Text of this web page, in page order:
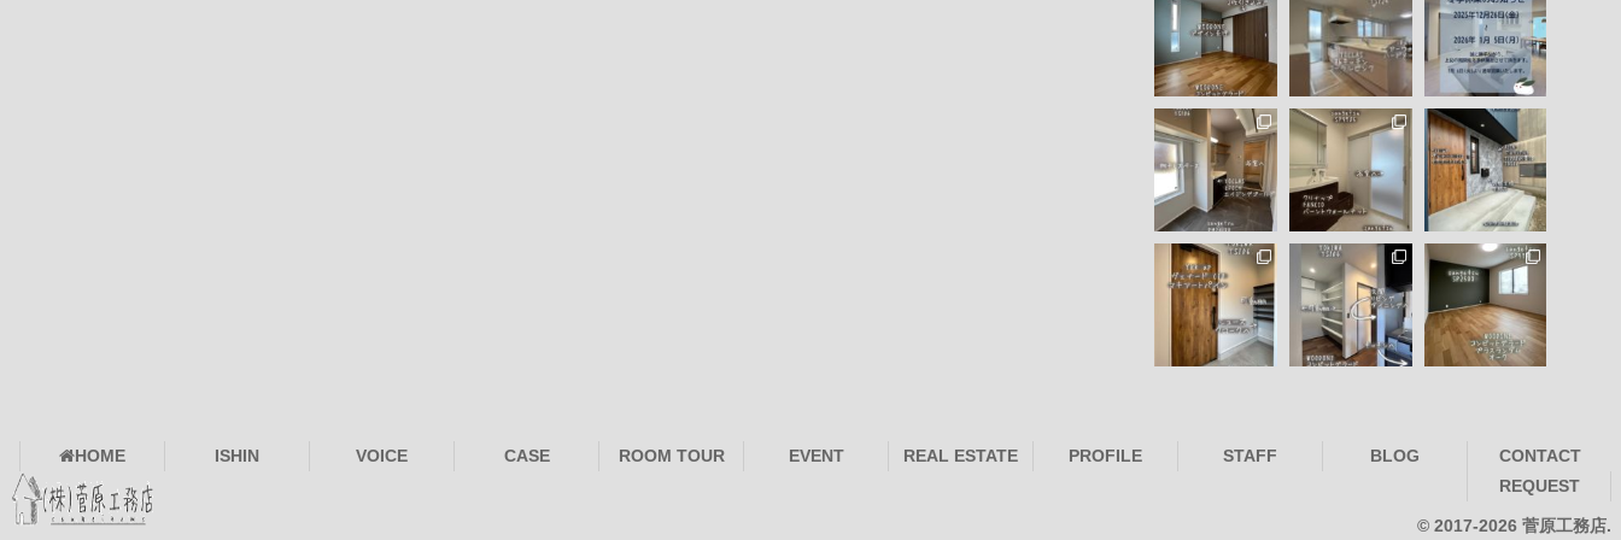
HOME ISHIN VOICE CASE ROOM TOUR EVENT REAL ESTATE PROFILE STAFF BLOG
CONTACT
REQUEST
© 2017-2026 菅原工務店.